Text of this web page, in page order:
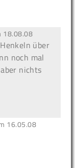
18.08.08
über
noch mal
nichts
16.05.08